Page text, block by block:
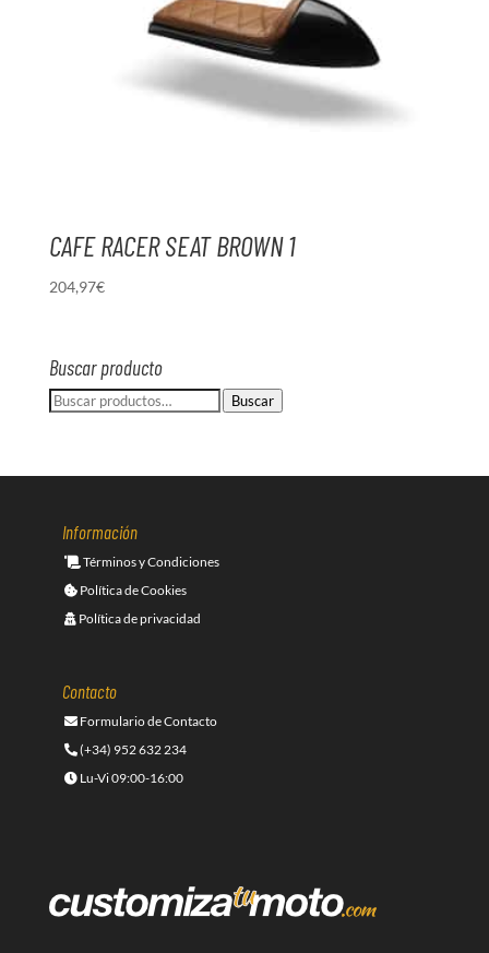
CAFE RACER SEAT BROWN 1
204,97€
Buscar producto
Buscar
Buscar
Información
Términos y Condiciones
Política de Cookies
Política de privacidad
Contacto
Formulario de Contacto
(+34) 952 632 234
Lu-Vi 09:00-16:00